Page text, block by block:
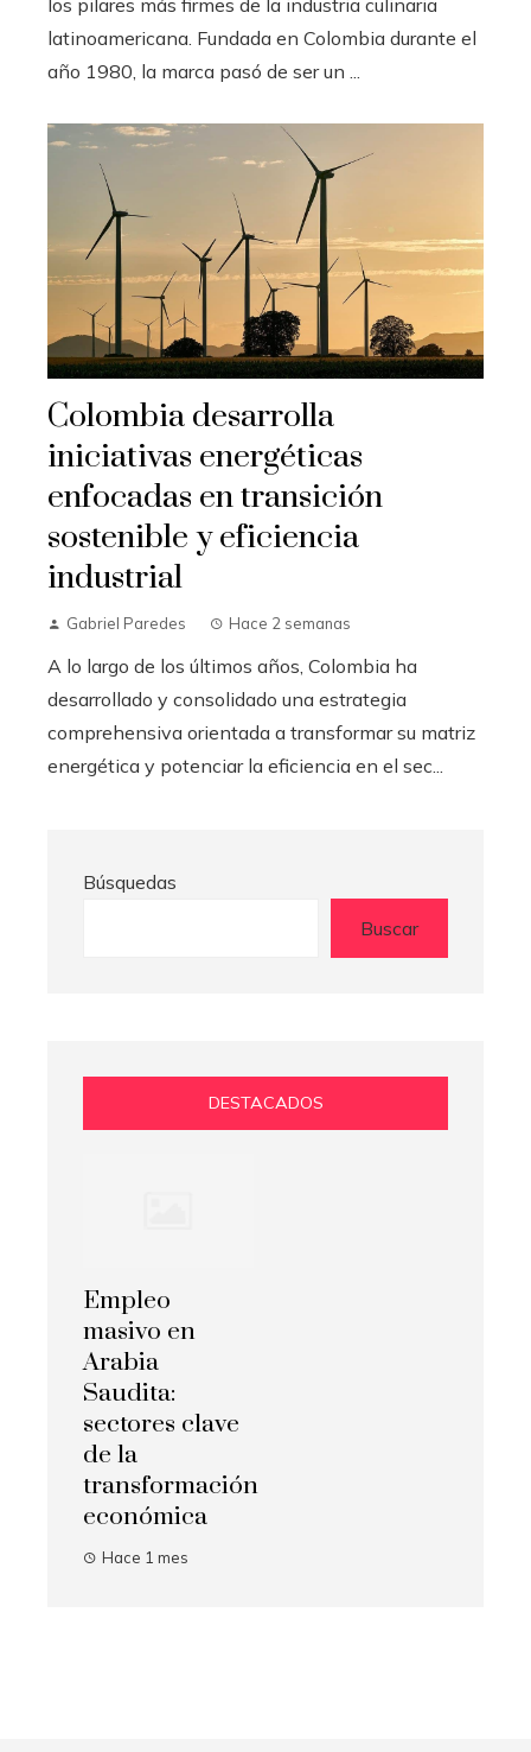
los pilares más firmes de la industria culinaria
latinoamericana. Fundada en Colombia durante el
año 1980, la marca pasó de ser un ...
Colombia desarrolla
iniciativas energéticas
enfocadas en transición
sostenible y eficiencia
industrial
Gabriel Paredes Hace 2 semanas
A lo largo de los últimos años, Colombia ha
desarrollado y consolidado una estrategia
comprehensiva orientada a transformar su matriz
energética y potenciar la eficiencia en el sec...
Búsquedas
Buscar
DESTACADOS
Empleo
masivo en
Arabia
Saudita:
sectores clave
de la
transformación
económica
Hace 1 mes